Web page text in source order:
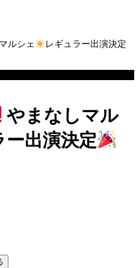
ルシェ レギュラー出演決定
やまなしマル
ー出演決定